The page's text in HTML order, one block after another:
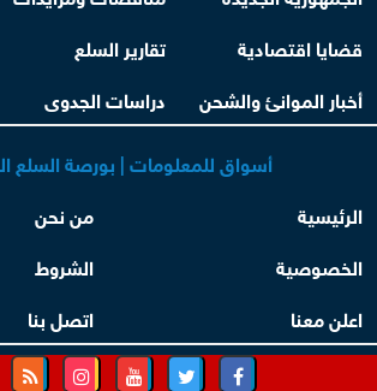
قضايا اقتصادية
تقارير السلع
أخبار الموانئ والشحن
دراسات الجدوى
أسواق للمعلومات | بورصة السلع
الرئيسية
من نحن
الخصوصية
الشروط
اعلن معنا
اتصل بنا